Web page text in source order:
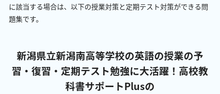
に該当する場合は、以下の授業対策と定期テスト対策ができる問
題集です。
新潟県立新潟南高等学校の英語の授業の予
習・復習・定期テスト勉強に大活躍！ 高校教
科書サポートPlusの